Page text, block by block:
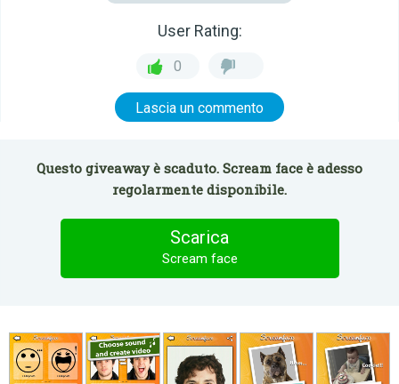
User Rating:
0
Lascia un commento
Questo giveaway è scaduto. Scream face è adesso
regolarmente disponibile.
Scarica
Scream face